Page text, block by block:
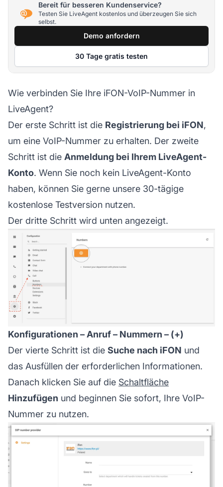
Bereit für besseren Kundenservice?
Testen Sie LiveAgent kostenlos und überzeugen Sie sich
selbst.
Demo anfordern
30 Tage gratis testen
Wie verbinden Sie Ihre iFON-VoIP-Nummer in
LiveAgent?
Der erste Schritt ist die Registrierung bei iFON,
um eine VoIP-Nummer zu erhalten. Der zweite
Schritt ist die Anmeldung bei Ihrem LiveAgent-
Konto. Wenn Sie noch kein LiveAgent-Konto
haben, können Sie gerne unsere 30-tägige
kostenlose Testversion nutzen.
Der dritte Schritt wird unten angezeigt.
Konfigurationen – Anruf – Nummern – (+)
Der vierte Schritt ist die Suche nach iFON und
das Ausfüllen der erforderlichen Informationen.
Danach klicken Sie auf die Schaltfläche
Hinzufügen und beginnen Sie sofort, Ihre VoIP-
Nummer zu nutzen.